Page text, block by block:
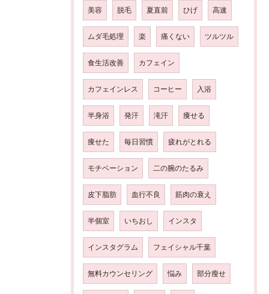
美容 脱毛 夏直前 ひげ 高速
ムダ毛処理 楽 痛くない ツルツル
食生活改善 カフェイン
カフェインレス コーヒー 入浴
半身浴 発汗 滝汗 痩せる
痩せた 毎日習慣 疲れがとれる
モチベーション 二の腕のたるみ
皮下脂肪 血行不良 筋肉の衰え
半個室 いちおし インスタ
インスタグラム フェイシャル千葉
無料カウンセリング 悩み 部分瘦せ